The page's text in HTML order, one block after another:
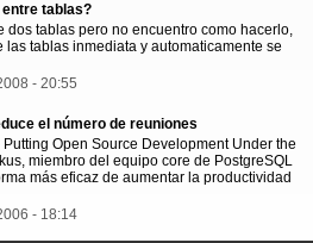
tablas?
dos tablas pero no encuentro como hacerlo,
tablas inmediata y automaticamente se
- 20:55
el número de reuniones
Open Source Development Under the
miembro del equipo core de PostgreSQL
más eficaz de aumentar la productividad
- 18:14